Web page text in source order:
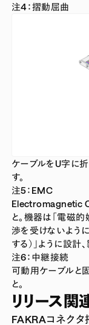
注4：摺動屈曲
ケーブルをU字に
す。
注5：EMC
Electromagnetic
と。機器は「電磁
渉を受けないよう
する）」ように設計
注6：中継接続
可動用ケーブルと
と。
リリース関
FAKRAコネク